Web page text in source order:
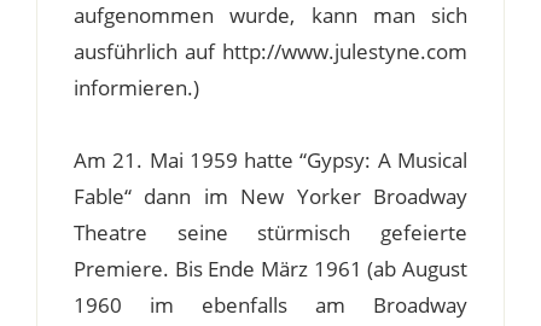
aufgenommen wurde, kann man sich
ausführlich auf http://www.julestyne.com
informieren.)
Am 21. Mai 1959 hatte “Gypsy: A Musical
Fable“ dann im New Yorker Broadway
Theatre seine stürmisch gefeierte
Premiere. Bis Ende März 1961 (ab August
1960 im ebenfalls am Broadway